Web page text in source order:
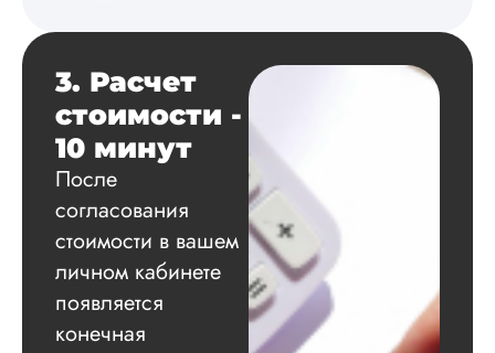
2024-11-20
Удобная форма
оплаты, есть
3. Расчет
стоимости -
10 минут
После
согласования
стоимости в вашем
личном кабинете
появляется
конечная